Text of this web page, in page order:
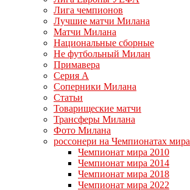
Лига чемпионов
Лучшие матчи Милана
Матчи Милана
Национальные сборные
Не футбольный Милан
Примавера
Серия А
Соперники Милана
Статьи
Товарищеские матчи
Трансферы Милана
Фото Милана
россонери на Чемпионатах мира
Чемпионат мира 2010
Чемпионат мира 2014
Чемпионат мира 2018
Чемпионат мира 2022